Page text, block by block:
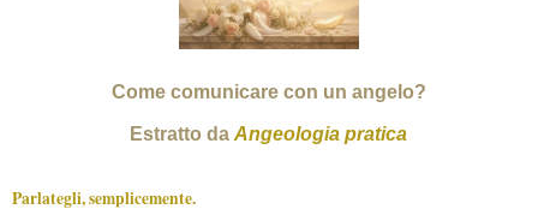
Come comunicare con un angelo?
Estratto daAngeologia pratica
Parlategli, semplicemente.